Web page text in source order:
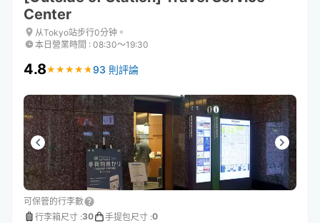
Center
从Tokyo站步行0分钟。
本日營業時間 : 08:30〜19:30
4.8★ ★ ★ ★ ★
★ ★ ★ ★ ★ 93 則評論
可保管的行李數
行李箱尺寸 :30 手提包尺寸 :0